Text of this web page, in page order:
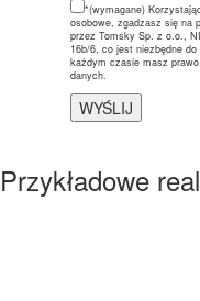
*(wymagane)
osobowe, zgadzasz się na
przez Tomsky Sp. z o.o.,
16b/6, co jest niezbędne
każdym czasie masz
danych.
Przykładowe